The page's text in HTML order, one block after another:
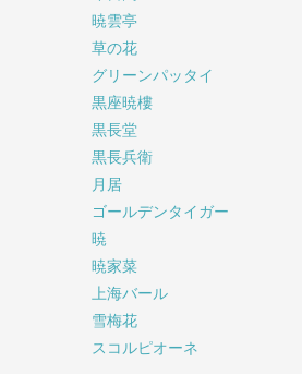
暁雲亭
草の花
グリーンパッタイ
黒座暁樓
黒長堂
黒長兵衛
月居
ゴールデンタイガー
暁
暁家菜
上海バール
雪梅花
スコルピオーネ